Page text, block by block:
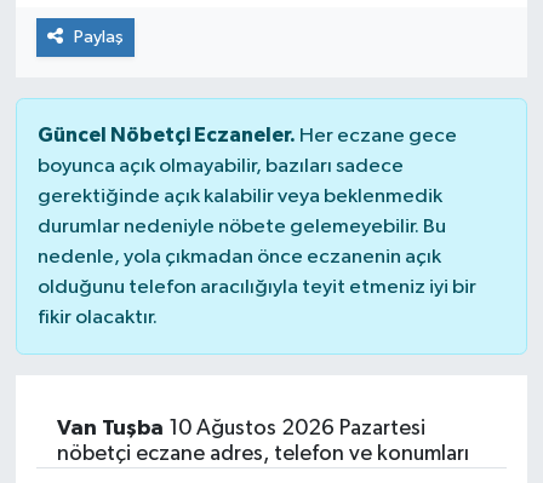
Paylaş
Güncel Nöbetçi Eczaneler. Her eczane gece
boyunca açık olmayabilir, bazıları sadece
gerektiğinde açık kalabilir veya beklenmedik
durumlar nedeniyle nöbete gelemeyebilir. Bu
nedenle, yola çıkmadan önce eczanenin açık
olduğunu telefon aracılığıyla teyit etmeniz iyi bir
fikir olacaktır.
Van Tuşba 10 Ağustos 2026 Pazartesi
nöbetçi eczane adres, telefon ve konumları